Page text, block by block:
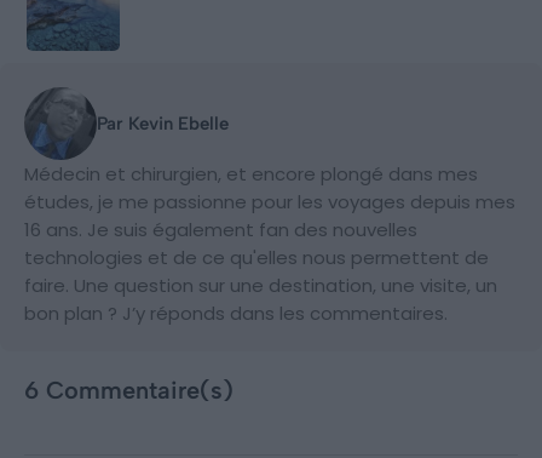
Par Kevin Ebelle
Médecin et chirurgien, et encore plongé dans mes
études, je me passionne pour les voyages depuis mes
16 ans. Je suis également fan des nouvelles
technologies et de ce qu'elles nous permettent de
faire. Une question sur une destination, une visite, un
bon plan ? J’y réponds dans les commentaires.
6 Commentaire(s)